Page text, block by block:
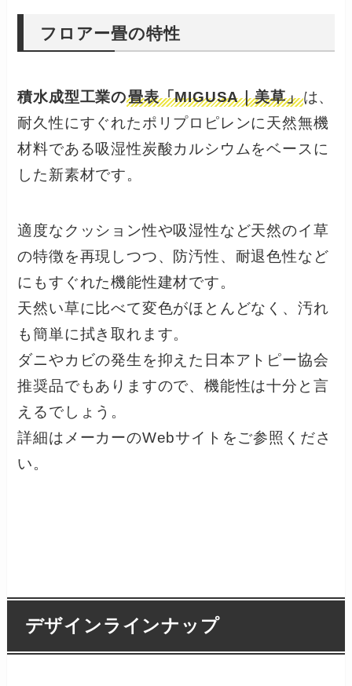
フロアー畳の特性
積水成型工業の畳表「MIGUSA｜美草」は、
耐久性にすぐれたポリプロピレンに天然無機
材料である吸湿性炭酸カルシウムをベースに
した新素材です。
適度なクッション性や吸湿性など天然のイ草
の特徴を再現しつつ、防汚性、耐退色性など
にもすぐれた機能性建材です。
天然い草に比べて変色がほとんどなく、汚れ
も簡単に拭き取れます。
ダニやカビの発生を抑えた日本アトピー協会
推奨品でもありますので、機能性は十分と言
えるでしょう。
詳細はメーカーのWebサイトをご参照くださ
い。
デザインラインナップ